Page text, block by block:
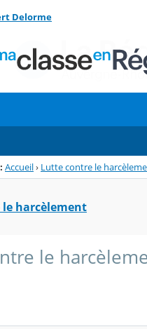
rubrique
Delorme
Accueil› Lutte contre le
harcèlement
le